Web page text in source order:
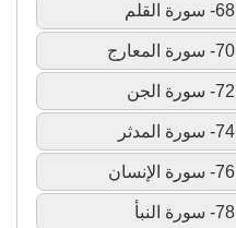
68- سورة القلم
70- سورة المعارج
72- سورة الجن
74- سورة المدثر
76- سورة الإنسان
78- سورة النبأ